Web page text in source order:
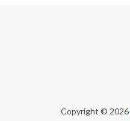
Copyright © 2026